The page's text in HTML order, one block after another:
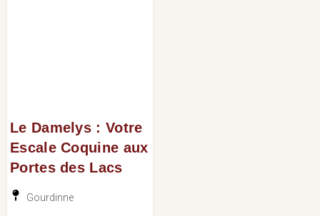
Le Damelys : Votre
Escale Coquine aux
Portes des Lacs
Gourdinne